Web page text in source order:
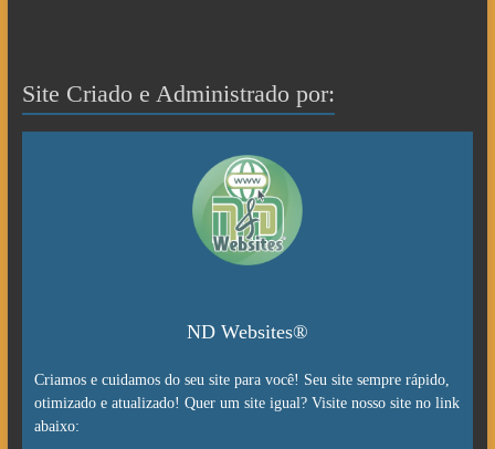
Site Criado e Administrado por:
ND Websites®
Criamos e cuidamos do seu site para você! Seu site sempre rápido,
otimizado e atualizado! Quer um site igual? Visite nosso site no link
abaixo: